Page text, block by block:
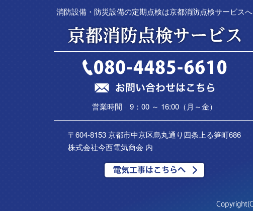
消防設備・防災設備の定期点検は京都消防点検サービスへ
営業時間 9：00 ～ 16:00（月～金）
〒604-8153 京都市中京区烏丸通り四条上る笋町686
株式会社今西電気商会 内